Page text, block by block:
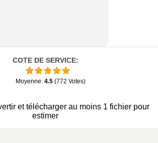
COTE DE SERVICE:
Moyenne: 4.5 (772 Votes)
et télécharger au moins 1 fichier pour
estimer